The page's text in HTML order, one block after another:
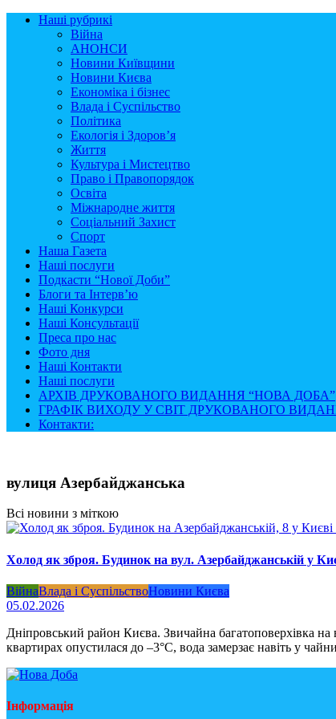
Наші рубрикі
Війна
АНОНСИ
Новини Київщини
Новини Києва
Економіка і бізнес
Влада і Суспільство
Політика
Екологія і Здоров’я
Життя
Культура і Мистецтво
Право і Правопорядок
Освіта
Міжнародне життя
Соціальний Захист
Спорт
Наша Газета
Наші послуги
Подкасти “Нової Доби”
Блоги та Інтерв’ю
Наші Конкурси
Наші Консультації
Преса про нас
Фото дня
Наші Контакти
Наші послуги
АРХІВ ДРУКОВАНОГО ВИДАННЯ “НОВА ДОБА”
ГРАФІК ВИХОДУ У СВІТ ДРУКОВАНОГО
Контакти:
вулиця Азербайджанська
Всі новини з міткою
Холод як зброя. Будинок на вул. Азербайджанській у
ВійнаВлада і СуспільствоНовини Києва
05.02.2026
Дніпровський район Києва. Звичайна багатоповерхівка
квартирах опустилася до –3°C, вода замерзає навіть у
Інформація